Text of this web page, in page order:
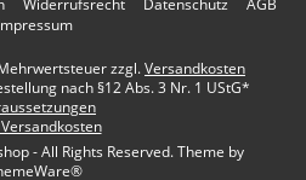
Widerrufsrecht Datenschutz
AGB
zzgl.Versandkosten
nach §12 Abs. 3 Nr. 1 UStG*
- All Rights Reserved. Theme by